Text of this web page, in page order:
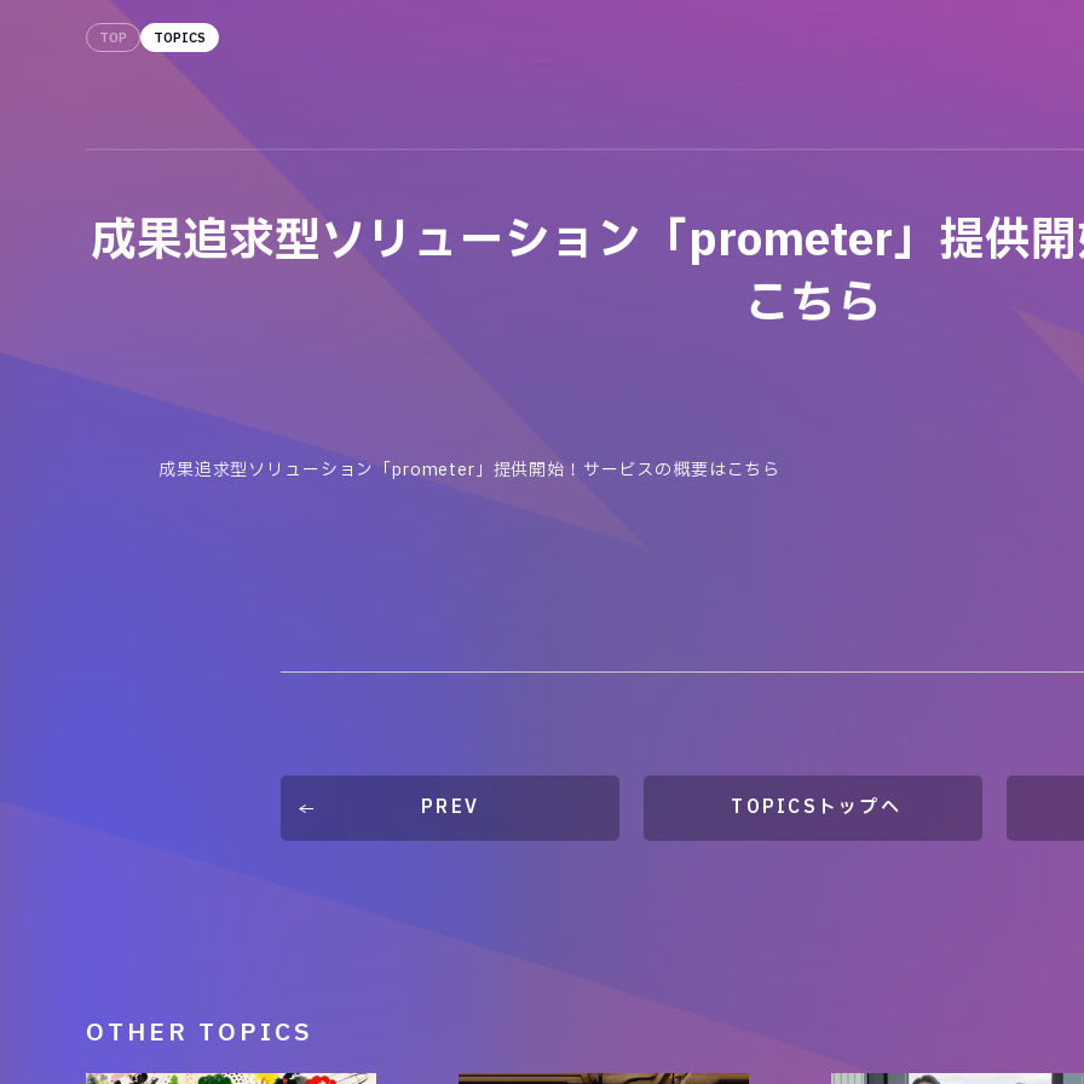
TOP TOPICS
成果追求型ソリューション「prometer」提供
こちら
成果追求型ソリューション「prometer」提供開始！サービスの概要はこちら
PREV TOPICSトップへ
OTHER TOPICS